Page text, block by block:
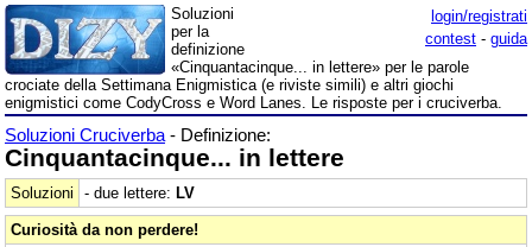
login/registrati
contest - guida
Soluzioni
per la
definizione
«Cinquantacinque... in lettere» per le parole
crociate della Settimana Enigmistica (e riviste simili) e altri giochi
enigmistici come CodyCross e Word Lanes. Le risposte per i cruciverba.
Soluzioni Cruciverba - Definizione:
Cinquantacinque... in lettere
Soluzioni - due lettere: LV
Curiosità da non perdere!